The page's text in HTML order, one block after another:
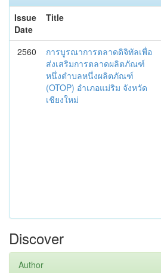
Issue
Date
Title
2560
การบูรณาการตลาดดิจิทัลเพื่อ
ส่งเสริมการตลาดผลิตภัณฑ์
หนึ่งตำบลหนึ่งผลิตภัณฑ์
(OTOP) อำเภอแม่ริม จังหวัด
เชียงใหม่
Discover
Author